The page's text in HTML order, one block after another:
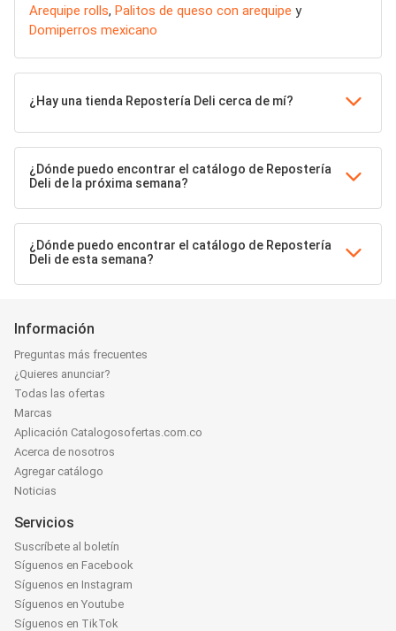
Arequipe rolls, Palitos de queso con arequipe y
Domiperros mexicano
¿Hay una tienda Repostería Deli cerca de mí?
¿Dónde puedo encontrar el catálogo de Repostería
Deli de la próxima semana?
¿Dónde puedo encontrar el catálogo de Repostería
Deli de esta semana?
Información
Preguntas más frecuentes
¿Quieres anunciar?
Todas las ofertas
Marcas
Aplicación Catalogosofertas.com.co
Acerca de nosotros
Agregar catálogo
Noticias
Servicios
Suscríbete al boletín
Síguenos en Facebook
Síguenos en Instagram
Síguenos en Youtube
Síguenos en TikTok